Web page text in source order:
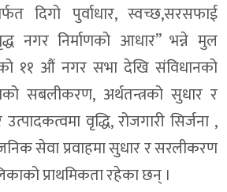
सुख्खा पहिरो, दुवैतर्फको यातायात ठप्प
९० हजार नगद बरामद प्रकरण : स्रोत खुलेपछि यार्चा
स्वास्थ्य सेवाको ऐतिहासिक छलाङ : धोमा पहिलो
डोल्पामा जिम्मेवारी हेरफेर : उपाध्यक्षमा नरबहादुर बुढा
दुनैमा दोस्रो पर्यटन तथा सांस्कृतिक महोत्सव सुरु
सचिवालय सदस्य टेक शाहीद्वारा पार्टीका सबै
दिगो पुर्वाधार, स्वच्छ,सरसफाई
नगर निर्माणको आधार” भन्ने मुल
११ औं नगर सभा देखि संविधानको
सबलीकरण, अर्थतन्त्रको सुधार र
वृद्धि, रोजगारी सिर्जना ,
सेवा प्रवाहमा सुधार र सरलीकरण
प्राथमिकता रहेका छन् ।